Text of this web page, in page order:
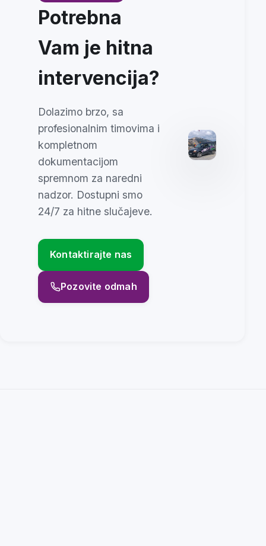
Potrebna
Vam je hitna
intervencija?
Dolazimo brzo, sa
profesionalnim timovima i
kompletnom
dokumentacijom
spremnom za naredni
nadzor. Dostupni smo
24/7 za hitne slučajeve.
Kontaktirajte nas
Pozovite odmah